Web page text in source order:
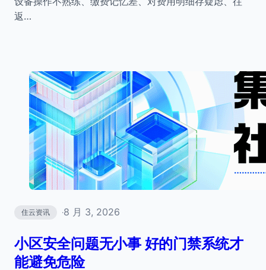
返…
住云资讯 ·8 月 3, 2026
小区安全问题无小事 好的门禁系统才
能避免危险